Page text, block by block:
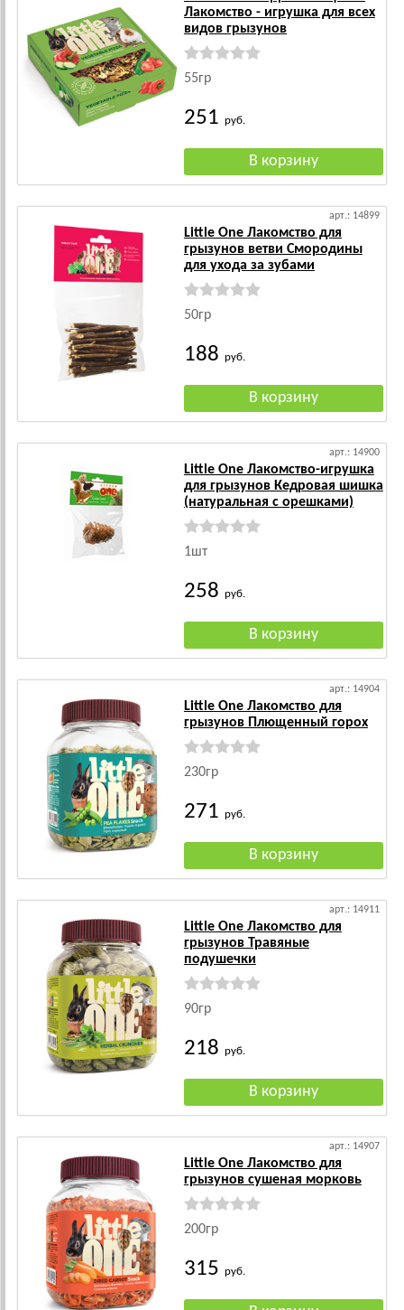
Лакомство - игрушка для всех
видов грызунов
55гр
251 руб.
арт.: 14899
Little One Лакомство для
грызунов ветви Смородины
для ухода за зубами
50гр
188 руб.
арт.: 14900
Little One Лакомство-игрушка
для грызунов Кедровая шишка
(натуральная с орешками)
1шт
258 руб.
арт.: 14904
Little One Лакомство для
грызунов Плющенный горох
230гр
271 руб.
арт.: 14911
Little One Лакомство для
грызунов Травяные
подушечки
90гр
218 руб.
арт.: 14907
Little One Лакомство для
грызунов сушеная морковь
200гр
315 руб.